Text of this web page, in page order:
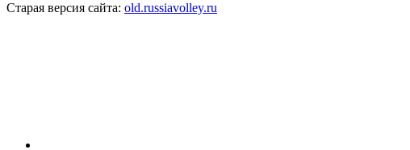
Старая версия сайта: old.russiavolley.ru